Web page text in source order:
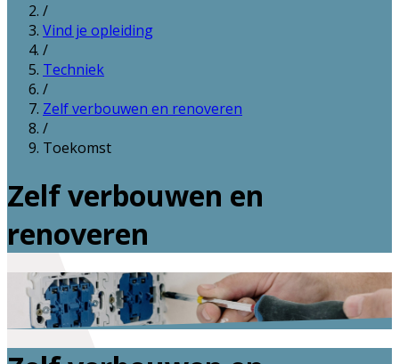
/
Vind je opleiding
/
Techniek
/
Zelf verbouwen en renoveren
/
Toekomst
Zelf verbouwen en
renoveren